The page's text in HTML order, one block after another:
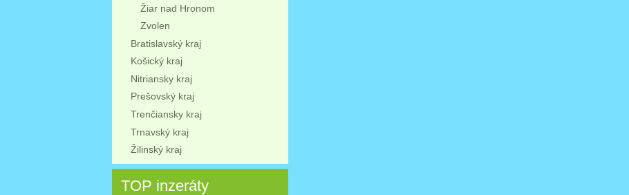
Žiar nad Hronom
Zvolen
Bratislavský kraj
Košický kraj
Nitriansky kraj
Prešovský kraj
Trenčiansky kraj
Trnavský kraj
Žilinský kraj
TOP inzeráty